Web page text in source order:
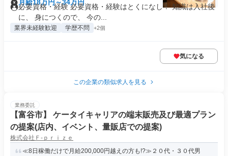
月給18万円～34万円
必要資格・経験 必要資格・経験はとくになし！ 知識は入社後
に、 身につくので、 今の...
業界未経験歓迎 学歴不問 +2個
気になる
この企業の類似求人を見る
業務委託
【富谷市】 ケータイキャリアの端末販売及び最適プラン
の提案(店内、イベント、量販店での提案)
株式会社Ｆ‐ｐｒｉｚｅ
≪8日稼働だけで月給200,000円越えの方も!?≫２０代・３０代男